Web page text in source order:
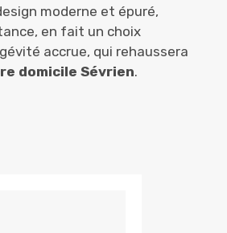
moderne et épuré,
en fait un choix
accrue, qui rehaussera
domicile Sévrien.